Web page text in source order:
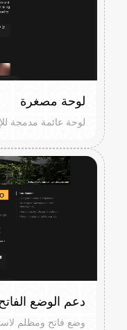
لوحة مصغرة
لوحة عائمة مدمجة
دعم الوضع
وضع فاتح ومظلم